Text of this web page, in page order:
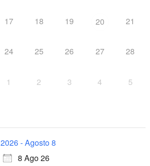
17 18 19 20 21
24 25 26 27 28
1 2 3 4 5
2026 - Agosto 8
8 Ago 26